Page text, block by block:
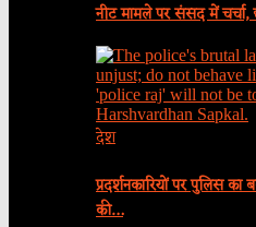
नीट मामले पर संसद में
देश
प्रदर्शनकारियों पर पुलिस का
की…